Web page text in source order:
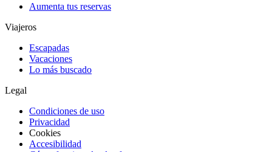
Aumenta tus reservas
Viajeros
Escapadas
Vacaciones
Lo más buscado
Legal
Condiciones de uso
Privacidad
Cookies
Accesibilidad